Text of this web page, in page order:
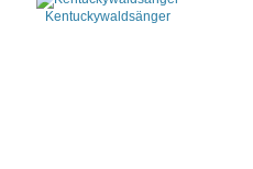
Kentuckywaldsänger